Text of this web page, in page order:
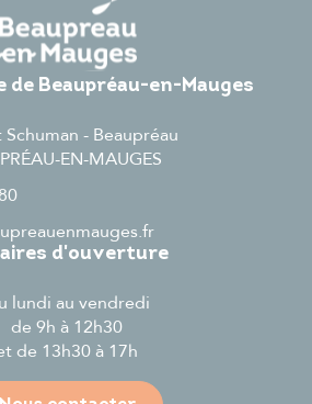
de Beaupréau-en-Mauges
- Beaupréau
EN-MAUGES
d'ouverture
lundi au vendredi
de 9h à 12h30
de 13h30 à 17h